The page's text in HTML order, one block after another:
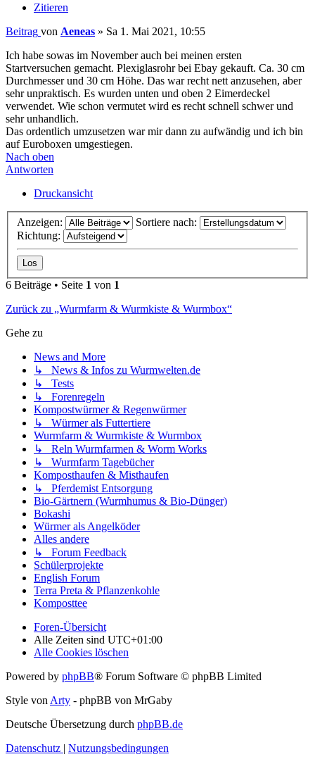
Zitieren
Beitrag von Aeneas » Sa 1. Mai 2021, 10:55
Ich habe sowas im November auch bei meinen ersten
Startversuchen gemacht. Plexiglasrohr bei Ebay gekauft. Ca. 30 cm
Durchmesser und 30 cm Höhe. Das war recht nett anzusehen, aber
sehr unpraktisch. Es wurden unten und oben 2 Eimerdeckel
verwendet. Wie schon vermutet wird es recht schnell schwer und
sehr unhandlich.
Das ordentlich umzusetzen war mir dann zu aufwändig und ich bin
auf Euroboxen umgestiegen.
Nach oben
Antworten
Druckansicht
Anzeigen:
Sortiere nach:
Richtung:
6 Beiträge • Seite 1 von 1
Zurück zu „Wurmfarm & Wurmkiste & Wurmbox“
Gehe zu
News and More
↳ News & Infos zu Wurmwelten.de
↳ Tests
↳ Forenregeln
Kompostwürmer & Regenwürmer
↳ Würmer als Futtertiere
Wurmfarm & Wurmkiste & Wurmbox
↳ Reln Wurmfarmen & Worm Works
↳ Wurmfarm Tagebücher
Komposthaufen & Misthaufen
↳ Pferdemist Entsorgung
Bio-Gärtnern (Wurmhumus & Bio-Dünger)
Bokashi
Würmer als Angelköder
Alles andere
↳ Forum Feedback
Schülerprojekte
English Forum
Terra Preta & Pflanzenkohle
Komposttee
Foren-Übersicht
Alle Zeiten sind UTC+01:00
Alle Cookies löschen
Powered by phpBB® Forum Software © phpBB Limited
Style von Arty - phpBB von MrGaby
Deutsche Übersetzung durch phpBB.de
Datenschutz | Nutzungsbedingungen